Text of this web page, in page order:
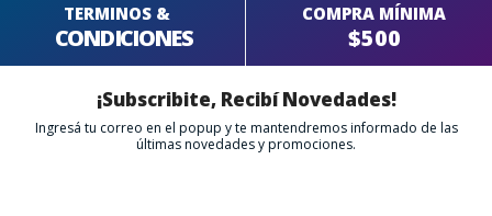
TERMINOS &
CONDICIONES
COMPRA MÍNIMA
$500
¡Subscribite, Recibí Novedades!
Ingresá tu correo en el popup y te mantendremos informado de las
últimas novedades y promociones.